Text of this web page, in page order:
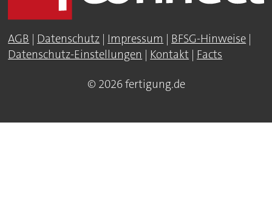
AGB | Datenschutz | Impressum | BFSG-Hinweise |
Datenschutz-Einstellungen | Kontakt | Facts
© 2026 fertigung.de